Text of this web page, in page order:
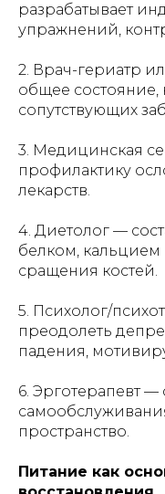
разрабатывает
упражнений,
2. Врач-гериатр
общее состояние,
сопутствующих
3. Медицинская
профилактику
лекарств.
4. Диетолог —
белком,
сращения костей.
5. Психолог/
преодолеть
падения,
6. Эрготерапевт —
пространство.
Питание как